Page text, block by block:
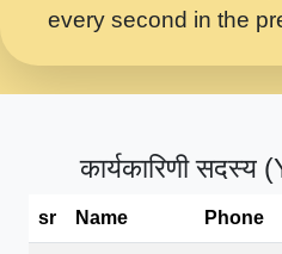
सख भ मझ पयर ह दख भ
सपरहट भजन 2021 -
सपरहट शयम भजन -
भव.mp3
every second in the
कार्यकारिणी
sr Name Phone